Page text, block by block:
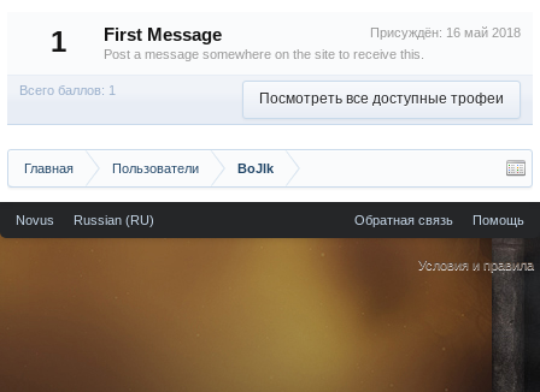
1 Присуждён: 16 май 2018
First Message
Post a message somewhere on the site to receive this.
Всего баллов: 1 Посмотреть все доступные трофеи
Главная Пользователи BoJlk
Novus Russian (RU) Обратная связь Помощь
Условия и правила